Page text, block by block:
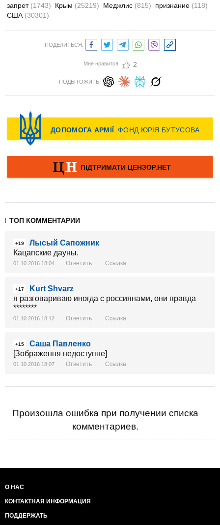
запрет (1743) Крым (25219) Меджлис (815) признание (118)
США (30301)
ПОДЕЛИТЬСЯ:
Мне нравится 2
ПОДЫТОЖИТЬ:
ТОП КОММЕНТАРИИ
+19
Лысый Сапожник
Кацапские дауны.
01.10.2016 18:04 Ответить Ссылка
+17
Kurt Shvarz
я разговариваю иногда с россиянами, они правда
********
01.10.2016 18:12 Ответить Ссылка
+15
Cаша Павленко
[Зображення недоступне]
01.10.2016 18:07 Ответить Ссылка
Произошла ошибка при получении списка
комментариев.
О НАС
КОНТАКТНАЯ ИНФОРМАЦИЯ
ПОДДЕРЖАТЬ